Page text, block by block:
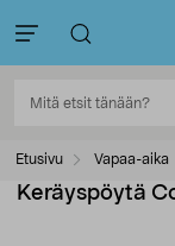
Etusivu Vapaa-aika
Keräyspöytä